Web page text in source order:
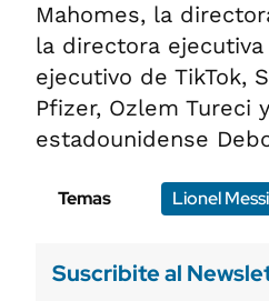
Mahomes, la
la directora
ejecutivo de TikTok,
Pfizer, Ozlem Tureci
estadounidense
Temas Lionel Messi
Suscribite al